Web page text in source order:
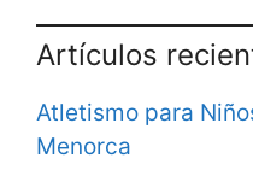
Artículos
Atletismo para
Menorca